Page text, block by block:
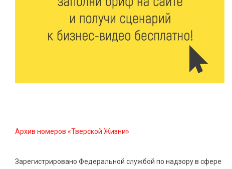
8 Авг 2026 10:21 141
Виталий Королев рассказал о доступном спорте
8 Авг 2026 07:58 261
Архив номеров «Тверской Жизни»
Зарегистрировано Федеральной службой по надзору в сфере